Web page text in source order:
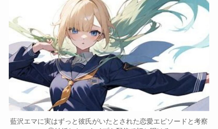
藍沢エマに実はずっと彼氏がいたとされた恋愛エピソードと考察